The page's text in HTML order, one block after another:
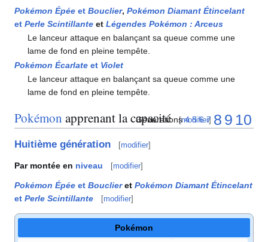
Pokémon Épée et Bouclier, Pokémon Diamant Étincelant
et Perle Scintillante et Légendes Pokémon : Arceus
Le lanceur attaque en balançant sa queue comme une
lame de fond en pleine tempête.
Pokémon Écarlate et Violet
Le lanceur attaque en balançant sa queue comme une
lame de fond en pleine tempête.
Pokémon apprenant la capacité [modifier]
Générations 4 5 6 7 8 9 10
Huitième génération [modifier]
Par montée en niveau [modifier]
Pokémon Épée et Bouclieret Pokémon Diamant Étincelant
et Perle Scintillante [modifier]
Pokémon